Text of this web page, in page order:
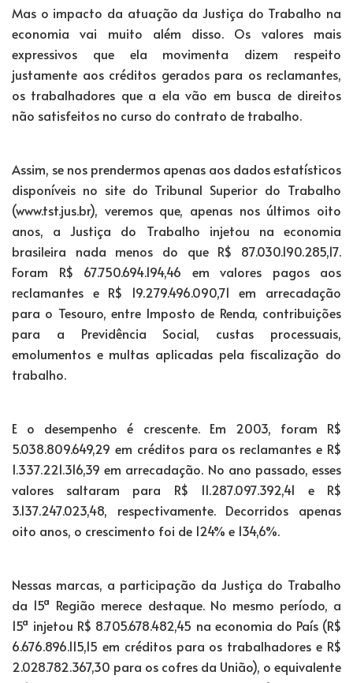
Mas o impacto da atuação da Justiça do Trabalho na
economia vai muito além disso. Os valores mais
expressivos que ela movimenta dizem respeito
justamente aos créditos gerados para os reclamantes,
os trabalhadores que a ela vão em busca de direitos
não satisfeitos no curso do contrato de trabalho.
Assim, se nos prendermos apenas aos dados estatísticos
disponíveis no site do Tribunal Superior do Trabalho
(www.tst.jus.br), veremos que, apenas nos últimos oito
anos, a Justiça do Trabalho injetou na economia
brasileira nada menos do que R$ 87.030.190.285,17.
Foram R$ 67.750.694.194,46 em valores pagos aos
reclamantes e R$ 19.279.496.090,71 em arrecadação
para o Tesouro, entre Imposto de Renda, contribuições
para a Previdência Social, custas processuais,
emolumentos e multas aplicadas pela fiscalização do
trabalho.
E o desempenho é crescente. Em 2003, foram R$
5.038.809.649,29 em créditos para os reclamantes e R$
1.337.221.316,39 em arrecadação. No ano passado, esses
valores saltaram para R$ 11.287.097.392,41 e R$
3.137.247.023,48, respectivamente. Decorridos apenas
oito anos, o crescimento foi de 124% e 134,6%.
Nessas marcas, a participação da Justiça do Trabalho
da 15ª Região merece destaque. No mesmo período, a
15ª injetou R$ 8.705.678.482,45 na economia do País (R$
6.676.896.115,15 em créditos para os trabalhadores e R$
2.028.782.367,30 para os cofres da União), o equivalente